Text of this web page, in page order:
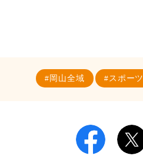
岡山全域 スポーツ